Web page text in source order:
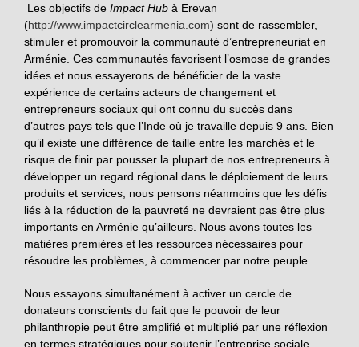
Les objectifs de Impact Hub à Erevan
(http://www.impactcirclearmenia.com) sont de rassembler,
stimuler et promouvoir la communauté d’entrepreneuriat en
Arménie. Ces communautés favorisent l’osmose de grandes
idées et nous essayerons de bénéficier de la vaste
expérience de certains acteurs de changement et
entrepreneurs sociaux qui ont connu du succès dans
d’autres pays tels que l’Inde où je travaille depuis 9 ans. Bien
qu’il existe une différence de taille entre les marchés et le
risque de finir par pousser la plupart de nos entrepreneurs à
développer un regard régional dans le déploiement de leurs
produits et services, nous pensons néanmoins que les défis
liés à la réduction de la pauvreté ne devraient pas être plus
importants en Arménie qu’ailleurs. Nous avons toutes les
matières premières et les ressources nécessaires pour
résoudre les problèmes, à commencer par notre peuple.
Nous essayons simultanément à activer un cercle de
donateurs conscients du fait que le pouvoir de leur
philanthropie peut être amplifié et multiplié par une réflexion
en termes stratégiques pour soutenir l’entreprise sociale